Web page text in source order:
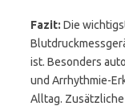
Fazit: Die
ist. Besonders
und Arrhythmie-
Alltag.